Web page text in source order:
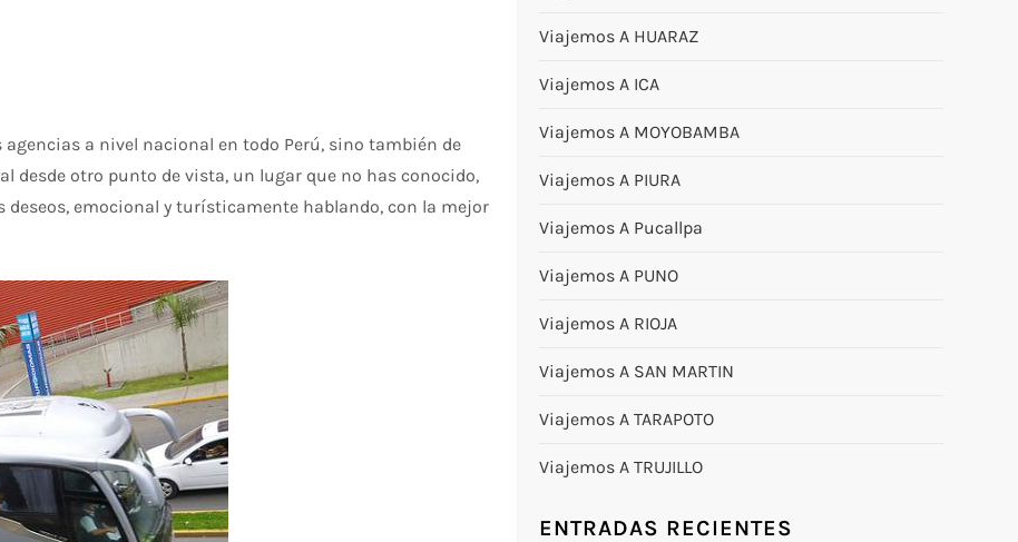
a nivel nacional en todo Perú, sino también de
desde otro punto de vista, un lugar que no has conocido,
deseos, emocional y turísticamente hablando, con la mejor
Viajemos A HUARAZ
Viajemos A ICA
Viajemos A MOYOBAMBA
Viajemos A PIURA
Viajemos A Pucallpa
Viajemos A PUNO
Viajemos A RIOJA
Viajemos A SAN MARTIN
Viajemos A TARAPOTO
Viajemos A TRUJILLO
ENTRADAS RECIENTES